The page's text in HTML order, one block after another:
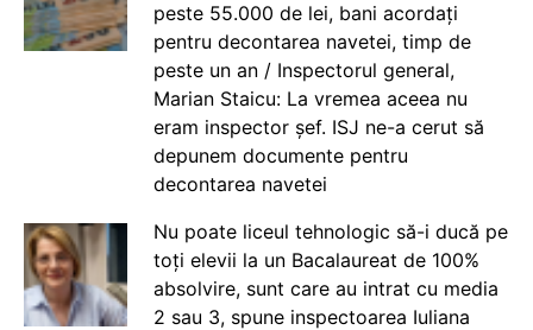
peste 55.000 de lei, bani acordați
pentru decontarea navetei, timp de
peste un an / Inspectorul general,
Marian Staicu: La vremea aceea nu
eram inspector șef. ISJ ne-a cerut să
depunem documente pentru
decontarea navetei
Nu poate liceul tehnologic să-i ducă pe
toți elevii la un Bacalaureat de 100%
absolvire, sunt care au intrat cu media
2 sau 3, spune inspectoarea Iuliana